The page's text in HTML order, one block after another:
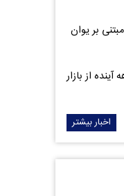
بر یوان
از بازار
اخبار بیشتر